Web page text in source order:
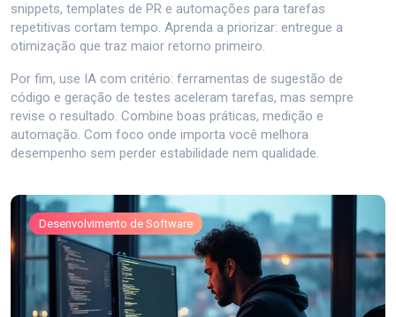
snippets, templates de PR e automações para tarefas
repetitivas cortam tempo. Aprenda a priorizar: entregue a
otimização que traz maior retorno primeiro.
Por fim, use IA com critério: ferramentas de sugestão de
código e geração de testes aceleram tarefas, mas sempre
revise o resultado. Combine boas práticas, medição e
automação. Com foco onde importa você melhora
desempenho sem perder estabilidade nem qualidade.
Desenvolvimento de Software